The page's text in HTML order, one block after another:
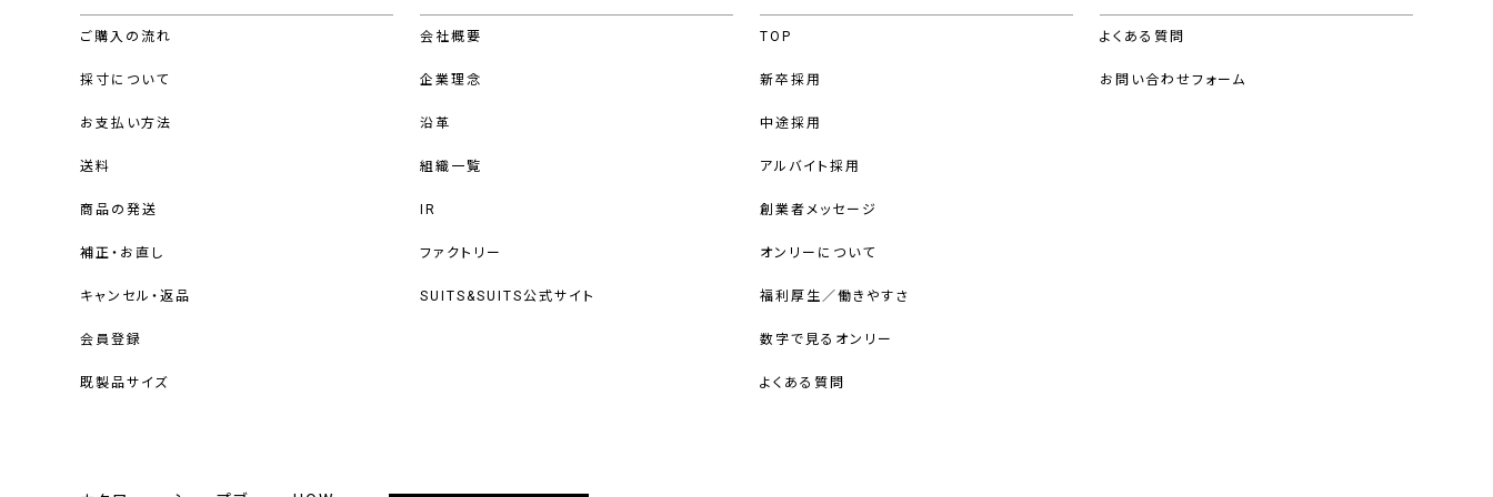
ご購入の流れ
採寸について
お支払い方法
送料
商品の発送
補正・お直し
キャンセル・返品
会員登録
既製品サイズ
会社概要
企業理念
沿革
組織一覧
IR
ファクトリー
SUITS&SUITS公式サイト
TOP
新卒採用
中途採用
アルバイト採用
創業者メッセージ
オンリーについて
福利厚生／働きやすさ
数字で見るオンリー
よくある質問
よくある質問
お問い合わせフォーム